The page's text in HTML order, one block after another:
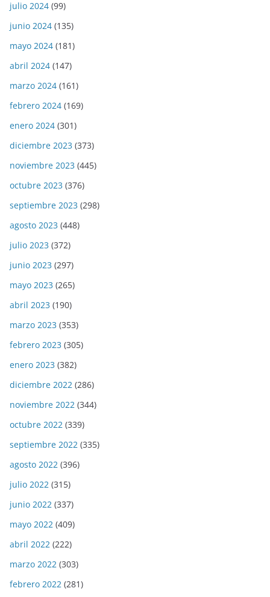
julio 2024 (99)
junio 2024 (135)
mayo 2024 (181)
abril 2024 (147)
marzo 2024 (161)
febrero 2024 (169)
enero 2024 (301)
diciembre 2023 (373)
noviembre 2023 (445)
octubre 2023 (376)
septiembre 2023 (298)
agosto 2023 (448)
julio 2023 (372)
junio 2023 (297)
mayo 2023 (265)
abril 2023 (190)
marzo 2023 (353)
febrero 2023 (305)
enero 2023 (382)
diciembre 2022 (286)
noviembre 2022 (344)
octubre 2022 (339)
septiembre 2022 (335)
agosto 2022 (396)
julio 2022 (315)
junio 2022 (337)
mayo 2022 (409)
abril 2022 (222)
marzo 2022 (303)
febrero 2022 (281)